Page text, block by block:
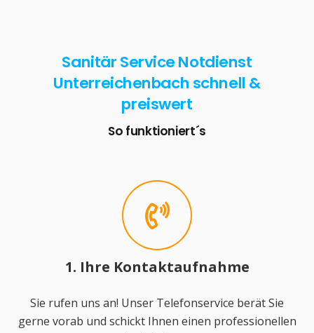
Sanitär Service Notdienst
Unterreichenbach schnell &
preiswert
So funktioniert´s
1. Ihre Kontaktaufnahme
Sie rufen uns an! Unser Telefonservice berät Sie
gerne vorab und schickt Ihnen einen professionellen